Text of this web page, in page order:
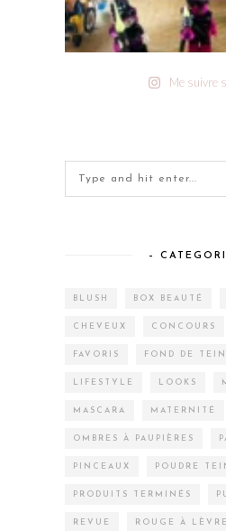
Me suivre
–
BLUSH BOX BEAUTÉ
CHEVEUX CONCOURS
FAVORIS FOND DE
LIFESTYLE LOOKS
MASCARA MATERNITÉ
OMBRES À PAUPIÈRES
PINCEAUX POUDRE
PRODUITS TERMINÉS
REVUE ROUGE À